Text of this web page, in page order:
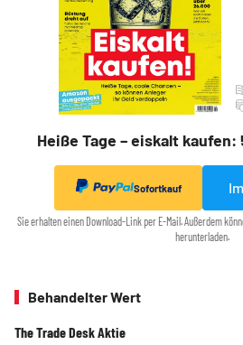
Heiße Tage – eiskalt
Sofortkauf
Sie erhalten einen Download-Link per E-Mail. Außerdem
herunterladen.
Behandelter Wert
The Trade Desk Aktie